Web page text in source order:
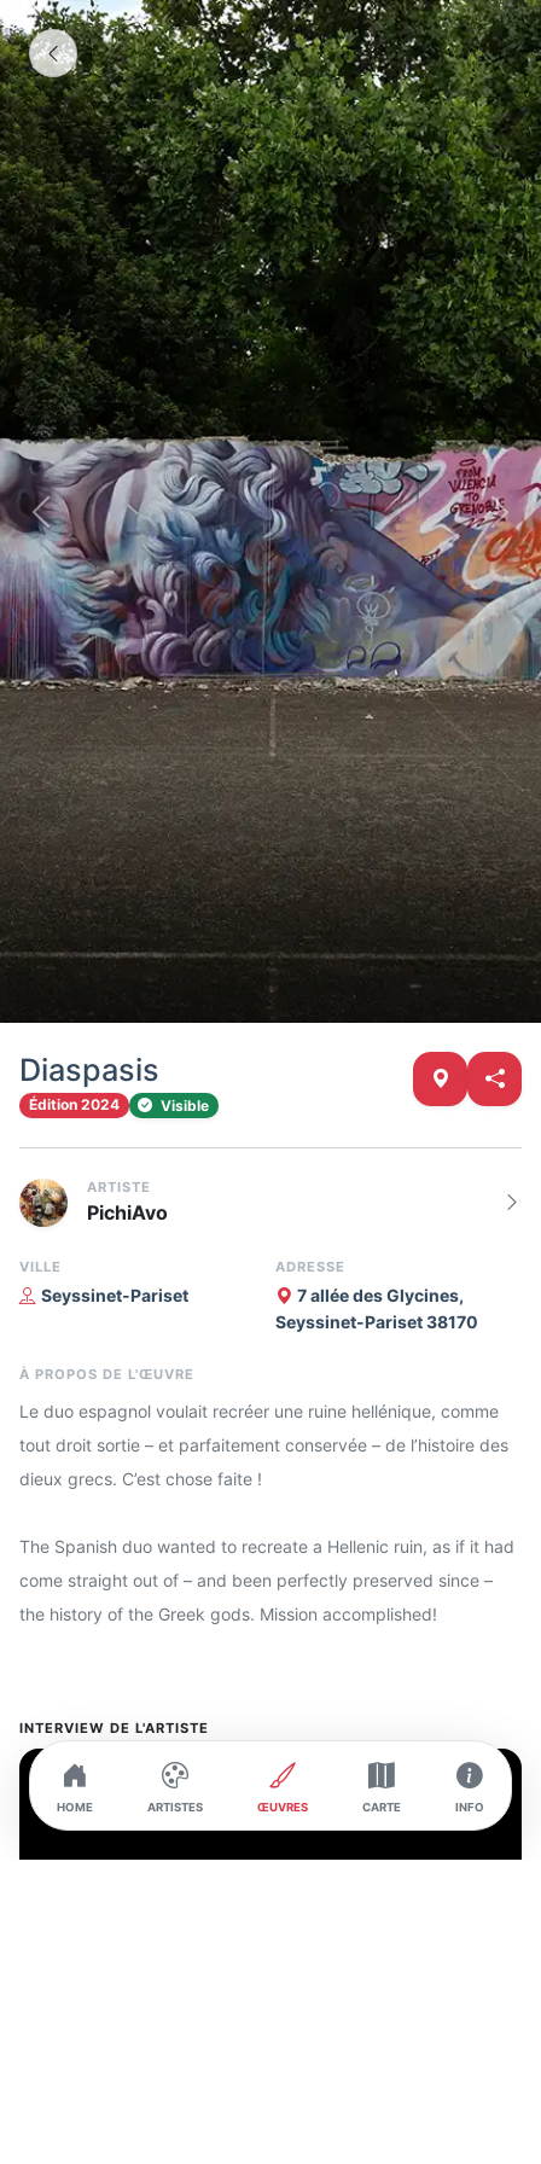
HOME ARTISTES ŒUVRES CARTE INFO
Diaspasis
Édition 2024 Visible
ARTISTE
PichiAvo
VILLE
Seyssinet-Pariset
ADRESSE
7 allée des Glycines,
Seyssinet-Pariset 38170
À PROPOS DE L'ŒUVRE
Le duo espagnol voulait recréer une ruine hellénique, comme
tout droit sortie – et parfaitement conservée – de l’histoire des
dieux grecs. C’est chose faite !
The Spanish duo wanted to recreate a Hellenic ruin, as if it had
come straight out of – and been perfectly preserved since –
the history of the Greek gods. Mission accomplished!
INTERVIEW DE L'ARTISTE